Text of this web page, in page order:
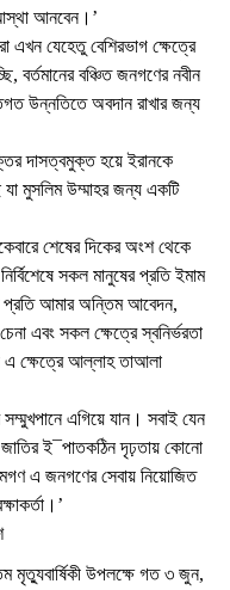
আনবেন।’
এখন যেহেতু বেশিরভাগ ক্ষেত্রে
বর্তমানের বঞ্চিত জনগণের নবীন
উন্নতিতে অবদান রাখার জন্য
দাসত্বমুক্ত হয়ে ইরানকে
মুসলিম উম্মাহর জন্য একটি
শেষের দিকের অংশ থেকে
সকল মানুষের প্রতি ইমাম
আমার অন্তিম আবেদন,
এবং সকল ক্ষেত্রে স্বনির্ভরতা
এ ক্ষেত্রে আল্লাহ তাআলা
এগিয়ে যান। সবাই যেন
ই¯পাতকঠিন দৃঢ়তায় কোনো
এ জনগণের সেবায় নিয়োজিত
মৃত্যুবার্ষিকী উপলক্ষে গত ৩ জুন,